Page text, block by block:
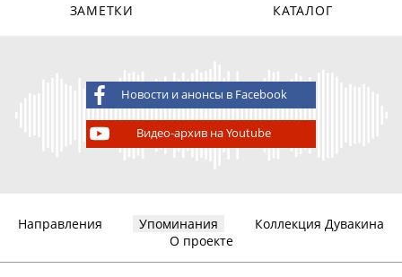
ЗАМЕТКИ
КАТАЛОГ
Новости и анонсы в Facebook
Видео-архив на Youtube
Направления Упоминания
Коллекция Дувакина
О проекте